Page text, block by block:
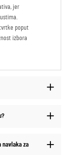
jer
poput
izbora
navlaka za